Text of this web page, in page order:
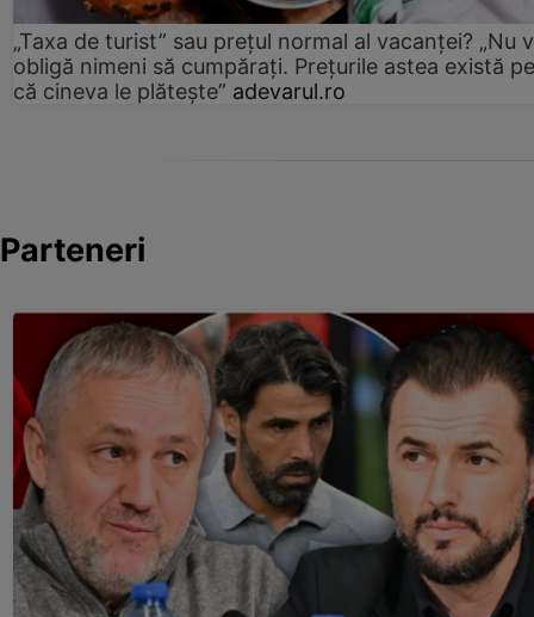
„Taxa de turist” sau prețul normal al vacanței? „Nu
obligă nimeni să cumpărați. Prețurile astea există
că cineva le plătește” adevarul.ro
Parteneri